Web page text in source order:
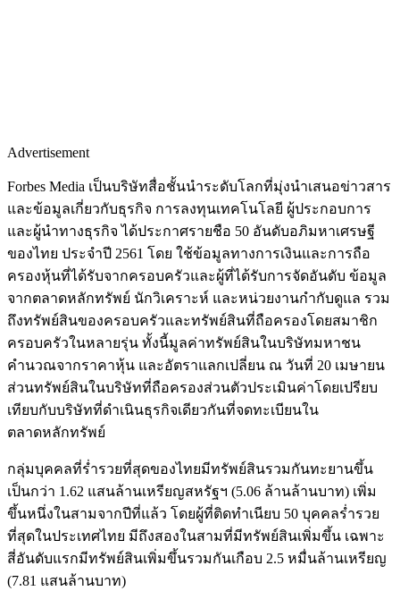
Advertisement
Forbes Media เป็นบริษัทสื่อชั้นนำระดับโลกที่มุ่งนำเสนอข่าวสาร
และข้อมูลเกี่ยวกับธุรกิจ การลงทุนเทคโนโลยี ผู้ประกอบการ
และผู้นำทางธุรกิจ ได้ประกาศรายชือ 50 อันดับอภิมหาเศรษฐี
ของไทย ประจำปี 2561 โดย ใช้ข้อมูลทางการเงินและการถือ
ครองหุ้นที่ได้รับจากครอบครัวและผู้ที่ได้รับการจัดอันดับ ข้อมูล
จากตลาดหลักทรัพย์ นักวิเคราะห์ และหน่วยงานกำกับดูแล รวม
ถึงทรัพย์สินของครอบครัวและทรัพย์สินที่ถือครองโดยสมาชิก
ครอบครัวในหลายรุ่น ทั้งนี้มูลค่าทรัพย์สินในบริษัทมหาชน
คำนวณจากราคาหุ้น และอัตราแลกเปลี่ยน ณ วันที่ 20 เมษายน
ส่วนทรัพย์สินในบริษัทที่ถือครองส่วนตัวประเมินค่าโดยเปรียบ
เทียบกับบริษัทที่ดำเนินธุรกิจเดียวกันที่จดทะเบียนใน
ตลาดหลักทรัพย์
กลุ่มบุคคลที่ร่ำรวยที่สุดของไทยมีทรัพย์สินรวมกันทะยานขึ้น
เป็นกว่า 1.62 แสนล้านเหรียญสหรัฐฯ (5.06 ล้านล้านบาท) เพิ่ม
ขึ้นหนึ่งในสามจากปีที่แล้ว โดยผู้ที่ติดทำเนียบ 50 บุคคลร่ำรวย
ที่สุดในประเทศไทย มีถึงสองในสามที่มีทรัพย์สินเพิ่มขึ้น เฉพาะ
สี่อันดับแรกมีทรัพย์สินเพิ่มขึ้นรวมกันเกือบ 2.5 หมื่นล้านเหรียญ
(7.81 แสนล้านบาท)